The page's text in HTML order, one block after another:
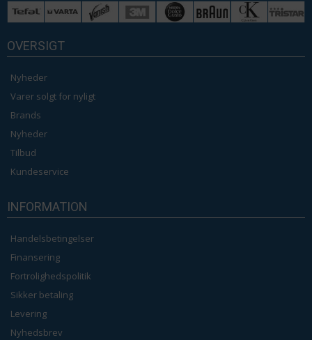
OVERSIGT
Nyheder
Varer solgt for nyligt
Brands
Nyheder
Tilbud
Kundeservice
INFORMATION
Handelsbetingelser
Finansering
Fortrolighedspolitik
Sikker betaling
Levering
Nyhedsbrev